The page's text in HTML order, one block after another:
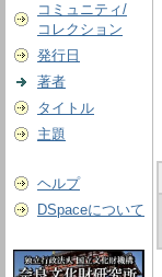
コミュニティ/
コレクション
発行日
著者
タイトル
主題
ヘルプ
DSpaceについて